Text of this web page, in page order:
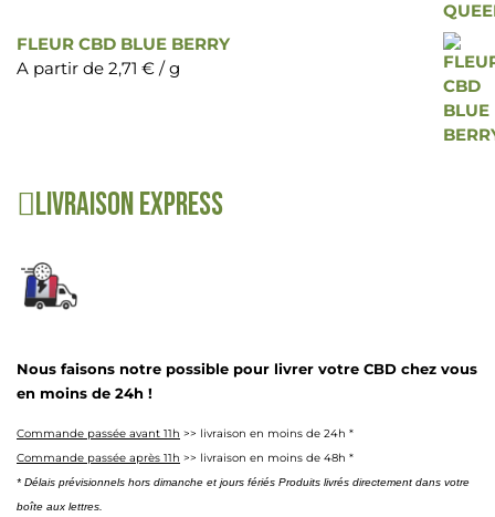
FLEUR CBD BLUE BERRY
A partir de 2,71 € / g
Livraison express
Nous faisons notre possible pour livrer votre CBD chez vous
en moins de 24h !
Commande passée avant 11h >> livraison en moins de 24h *
Commande passée après 11h >> livraison en moins de 48h *
* Délais prévisionnels hors dimanche et jours fériés Produits livrés directement dans votre
boîte aux lettres.